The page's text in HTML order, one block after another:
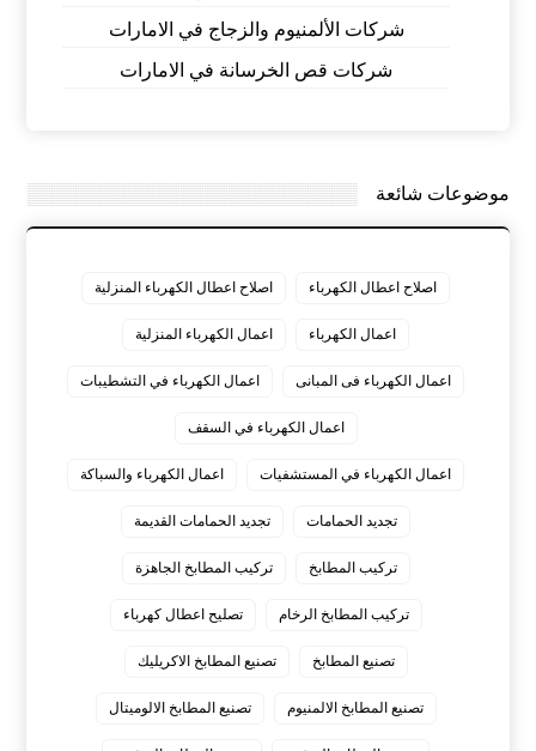
شركات الألمنيوم والزجاج في الامارات
شركات قص الخرسانة في الامارات
موضوعات شائعة
اصلاح اعطال الكهرباء اصلاح اعطال الكهرباء المنزلية
اعمال الكهرباء اعمال الكهرباء المنزلية
اعمال الكهرباء فى المبانى اعمال الكهرباء في التشطيبات
اعمال الكهرباء في السقف
اعمال الكهرباء في المستشفيات اعمال الكهرباء والسباكة
تجديد الحمامات تجديد الحمامات القديمة
تركيب المطابخ تركيب المطابخ الجاهزة
تركيب المطابخ الرخام تصليح اعطال كهرباء
تصنيع المطابخ تصنيع المطابخ الاكريليك
تصنيع المطابخ الالمنيوم تصنيع المطابخ الالوميتال